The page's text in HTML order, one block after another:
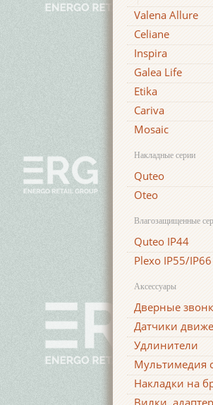
Valena Allure
Celiane
Inspira
Galea Life
Etika
Cariva
Mosaic
Накладные серии
Quteo
Oteo
Влагозащищенные
Quteo IP44
Plexo IP55/IP66
Аксессуары
Дверные
Датчики
Удлинители
Мультимедия
Накладки на
Вилки,